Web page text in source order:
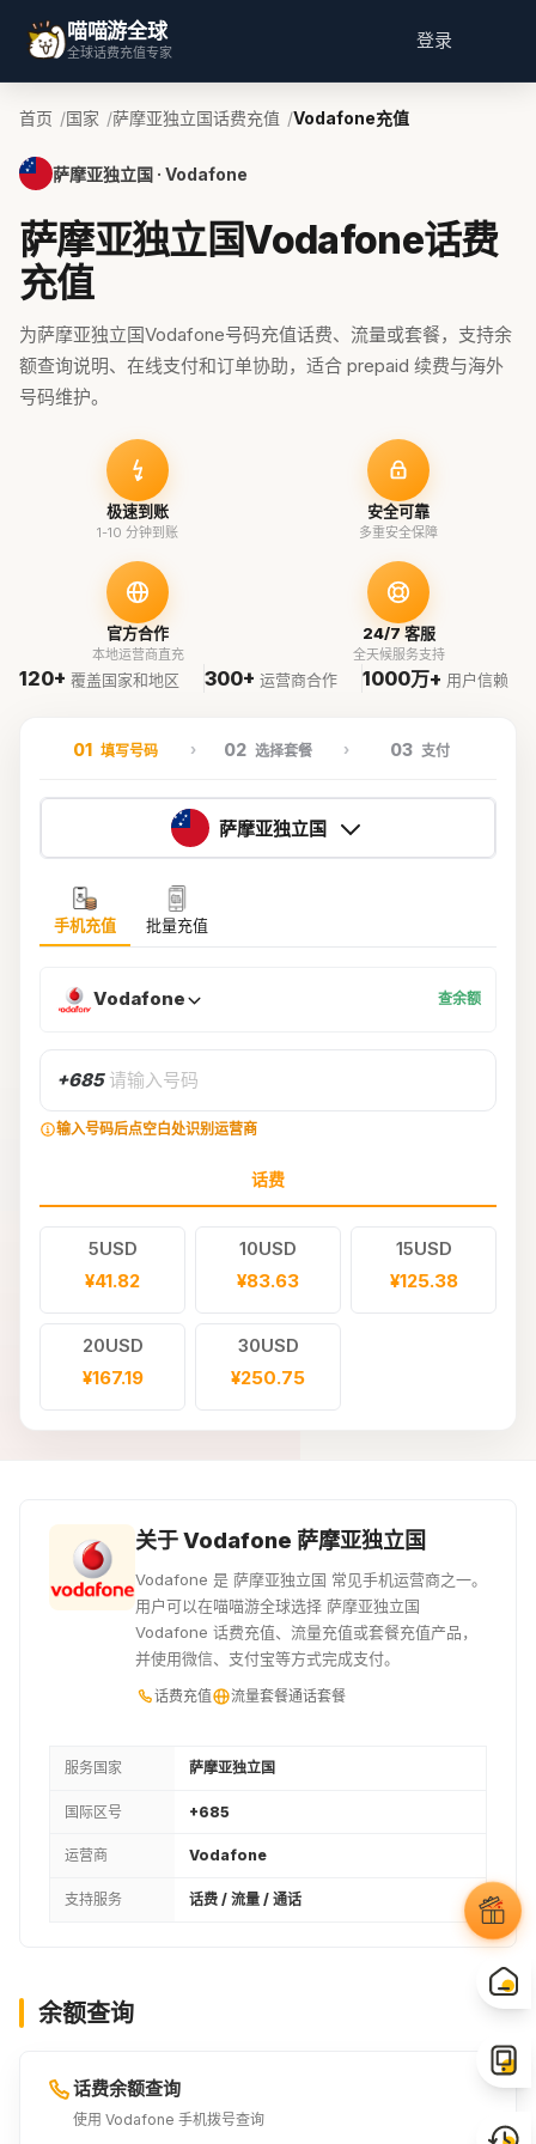
喵喵游全球
全球话费充值专家
登录
首页 国家 萨摩亚独立国话费充值 Vodafone充值
萨摩亚独立国 · Vodafone
萨摩亚独立国Vodafone话费
充值
为萨摩亚独立国Vodafone号码充值话费、流量或套餐，支持余
额查询说明、在线支付和订单协助，适合 prepaid 续费与海外
号码维护。
极速到账
1-10 分钟到账
安全可靠
多重安全保障
官方合作
本地运营商直充
24/7 客服
全天候服务支持
120+ 覆盖国家和地区 300+ 运营商合作 1000万+ 用户信赖
01 填写号码 02 选择套餐 03 支付
萨摩亚独立国
手机充值 批量充值
Vodafone 查余额
+685 请输入号码
输入号码后点空白处识别运营商
话费
5USD
¥41.82
10USD
¥83.63
15USD
¥125.38
20USD
¥167.19
30USD
¥250.75
关于 Vodafone 萨摩亚独立国
Vodafone 是 萨摩亚独立国 常见手机运营商之一。
用户可以在喵喵游全球选择 萨摩亚独立国
Vodafone 话费充值、流量充值或套餐充值产品，
并使用微信、支付宝等方式完成支付。
话费充值 流量套餐通话套餐
服务国家 萨摩亚独立国
国际区号 +685
运营商 Vodafone
支持服务 话费 / 流量 / 通话
余额查询
话费余额查询
使用 Vodafone 手机拨号查询